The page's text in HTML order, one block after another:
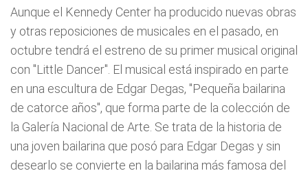
Aunque el Kennedy Center ha producido nuevas obras
y otras reposiciones de musicales en el pasado, en
octubre tendrá el estreno de su primer musical original
con "Little Dancer". El musical está inspirado en parte
en una escultura de Edgar Degas, "Pequeña bailarina
de catorce años", que forma parte de la colección de
la Galería Nacional de Arte. Se trata de la historia de
una joven bailarina que posó para Edgar Degas y sin
desearlo se convierte en la bailarina más famosa del